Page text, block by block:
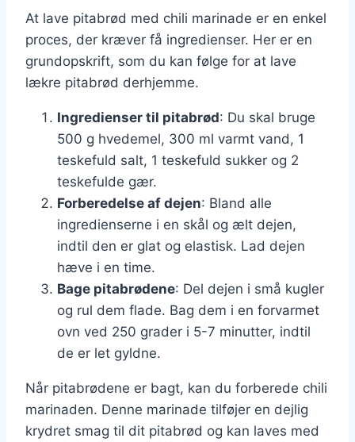
At lave pitabrød med chili marinade er en enkel
proces, der kræver få ingredienser. Her er en
grundopskrift, som du kan følge for at lave
lækre pitabrød derhjemme.
Ingredienser til pitabrød: Du skal bruge
500 g hvedemel, 300 ml varmt vand, 1
teskefuld salt, 1 teskefuld sukker og 2
teskefulde gær.
Forberedelse af dejen: Bland alle
ingredienserne i en skål og ælt dejen,
indtil den er glat og elastisk. Lad dejen
hæve i en time.
Bage pitabrødene: Del dejen i små kugler
og rul dem flade. Bag dem i en forvarmet
ovn ved 250 grader i 5-7 minutter, indtil
de er let gyldne.
Når pitabrødene er bagt, kan du forberede chili
marinaden. Denne marinade tilføjer en dejlig
krydret smag til dit pitabrød og kan laves med